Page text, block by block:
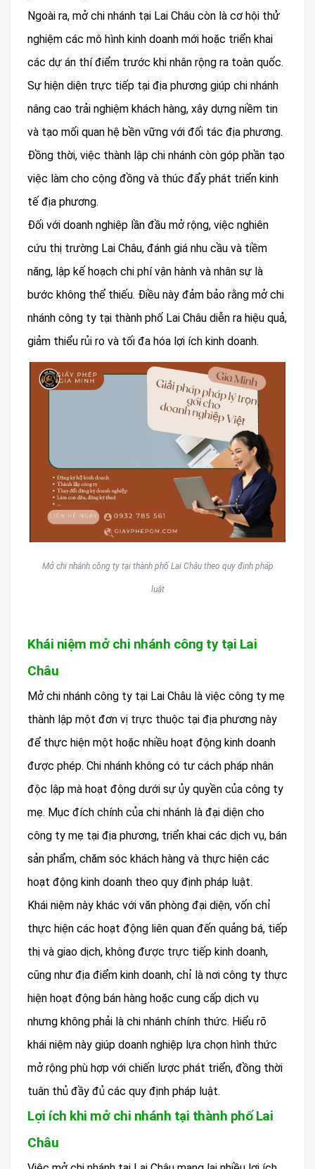
Ngoài ra, mở chi nhánh tại Lai Châu còn là cơ hội thử
nghiệm các mô hình kinh doanh mới hoặc triển khai
các dự án thí điểm trước khi nhân rộng ra toàn quốc.
Sự hiện diện trực tiếp tại địa phương giúp chi nhánh
nâng cao trải nghiệm khách hàng, xây dựng niềm tin
và tạo mối quan hệ bền vững với đối tác địa phương.
Đồng thời, việc thành lập chi nhánh còn góp phần tạo
việc làm cho cộng đồng và thúc đẩy phát triển kinh
tế địa phương.
Đối với doanh nghiệp lần đầu mở rộng, việc nghiên
cứu thị trường Lai Châu, đánh giá nhu cầu và tiềm
năng, lập kế hoạch chi phí vận hành và nhân sự là
bước không thể thiếu. Điều này đảm bảo rằng mở chi
nhánh công ty tại thành phố Lai Châu diễn ra hiệu quả,
giảm thiểu rủi ro và tối đa hóa lợi ích kinh doanh.
Mở chi nhánh công ty tại thành phố Lai Châu theo quy định pháp
luật
Khái niệm mở chi nhánh công ty tại Lai
Châu
Mở chi nhánh công ty tại Lai Châu là việc công ty mẹ
thành lập một đơn vị trực thuộc tại địa phương này
để thực hiện một hoặc nhiều hoạt động kinh doanh
được phép. Chi nhánh không có tư cách pháp nhân
độc lập mà hoạt động dưới sự ủy quyền của công ty
mẹ. Mục đích chính của chi nhánh là đại diện cho
công ty mẹ tại địa phương, triển khai các dịch vụ, bán
sản phẩm, chăm sóc khách hàng và thực hiện các
hoạt động kinh doanh theo quy định pháp luật.
Khái niệm này khác với văn phòng đại diện, vốn chỉ
thực hiện các hoạt động liên quan đến quảng bá, tiếp
thị và giao dịch, không được trực tiếp kinh doanh,
cũng như địa điểm kinh doanh, chỉ là nơi công ty thực
hiện hoạt động bán hàng hoặc cung cấp dịch vụ
nhưng không phải là chi nhánh chính thức. Hiểu rõ
khái niệm này giúp doanh nghiệp lựa chọn hình thức
mở rộng phù hợp với chiến lược phát triển, đồng thời
tuân thủ đầy đủ các quy định pháp luật.
Lợi ích khi mở chi nhánh tại thành phố Lai
Châu